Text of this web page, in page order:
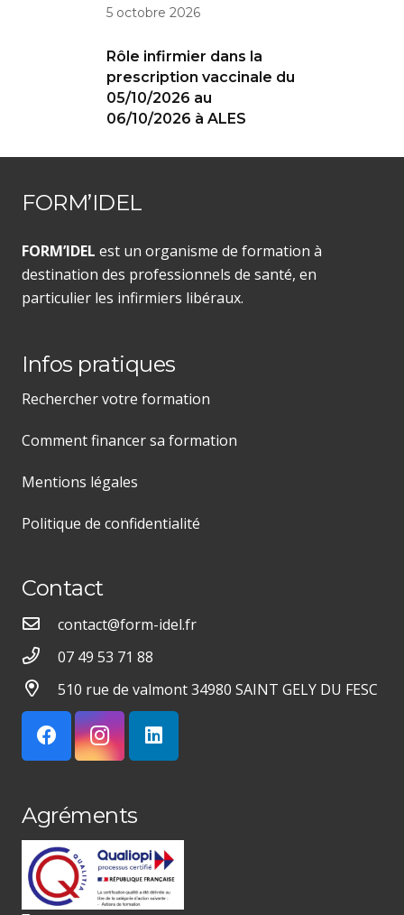
5 octobre 2026
Rôle infirmier dans la
prescription vaccinale du
05/10/2026 au
06/10/2026 à ALES
FORM’IDEL
FORM’IDEL est un organisme de formation à
destination des professionnels de santé, en
particulier les infirmiers libéraux.
Infos pratiques
Rechercher votre formation
Comment financer sa formation
Mentions légales
Politique de confidentialité
Contact
contact@form-idel.fr
07 49 53 71 88
510 rue de valmont 34980 SAINT GELY DU FESC
Agréments